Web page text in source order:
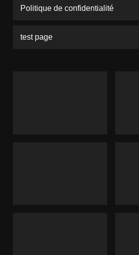
Politique de confidentialité
test page